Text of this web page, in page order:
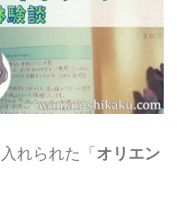
れられた「 オリエン